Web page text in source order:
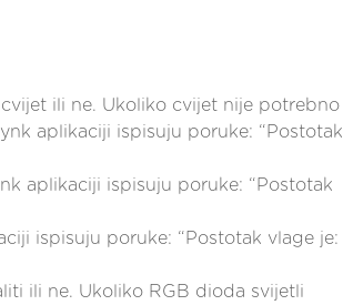
ili ne. Ukoliko cvijet nije potrebno
aplikaciji ispisuju poruke: “Postotak
aplikaciji ispisuju poruke: “Postotak
ispisuju poruke: “Postotak vlage je:
ili ne. Ukoliko RGB dioda svijetli